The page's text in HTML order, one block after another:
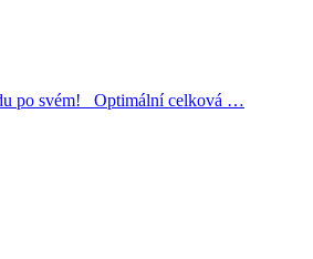
po svém! Optimální celková …